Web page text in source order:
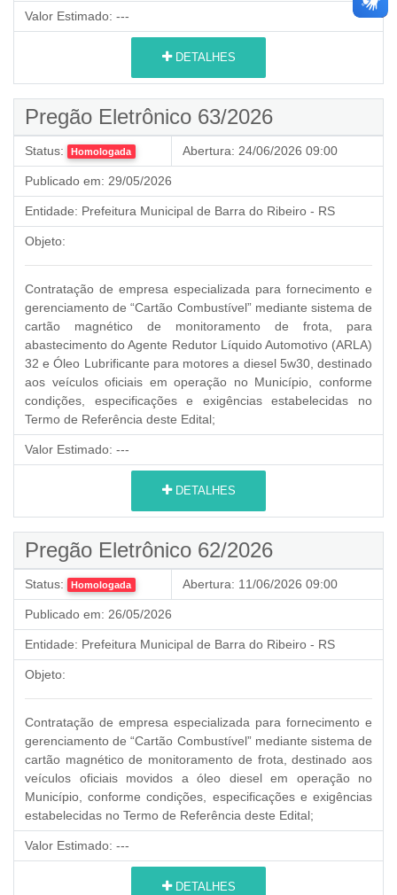
Valor Estimado: ---
DETALHES
Pregão Eletrônico 63/2026
Status: Homologada Abertura: 24/06/2026 09:00
Publicado em: 29/05/2026
Entidade: Prefeitura Municipal de Barra do Ribeiro - RS
Objeto:
Contratação de empresa especializada para fornecimento e
gerenciamento de “Cartão Combustível” mediante sistema de
cartão magnético de monitoramento de frota, para
abastecimento do Agente Redutor Líquido Automotivo (ARLA)
32 e Óleo Lubrificante para motores a diesel 5w30, destinado
aos veículos oficiais em operação no Município, conforme
condições, especificações e exigências estabelecidas no
Termo de Referência deste Edital;
Valor Estimado: ---
DETALHES
Pregão Eletrônico 62/2026
Status: Homologada Abertura: 11/06/2026 09:00
Publicado em: 26/05/2026
Entidade: Prefeitura Municipal de Barra do Ribeiro - RS
Objeto:
Contratação de empresa especializada para fornecimento e
gerenciamento de “Cartão Combustível” mediante sistema de
cartão magnético de monitoramento de frota, destinado aos
veículos oficiais movidos a óleo diesel em operação no
Município, conforme condições, especificações e exigências
estabelecidas no Termo de Referência deste Edital;
Valor Estimado: ---
DETALHES